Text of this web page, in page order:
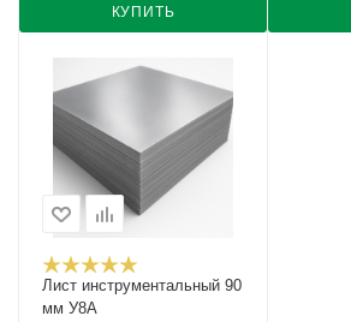
КУПИТЬ
Лист инструментальный 90
мм У8А